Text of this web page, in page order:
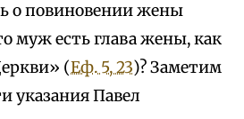
о повиновении жены
муж есть глава жены, как
(Еф. 5, 23)? Заметим
указания Павел